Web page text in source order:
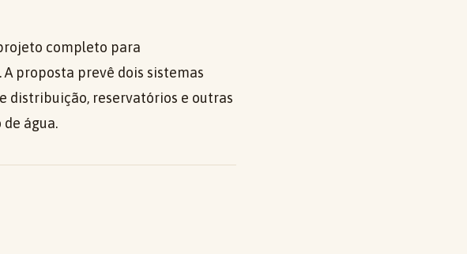
completo para
. A proposta prevê dois sistemas
distribuição, reservatórios e outras
água.